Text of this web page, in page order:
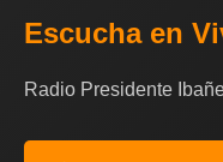
Escucha en
Radio Presidente